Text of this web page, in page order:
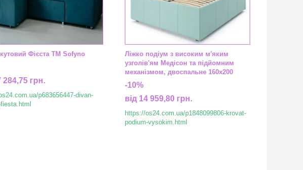
Фієста ТМ Sofyno
284,75 грн.
p683656447-divan-
Ліжко подіум з високим м'яким
узголів'ям Медісон та підйомним
механізмом, двоспальне 160х200
-10%
від 14 959,80 грн.
https://os24.com.ua/p1848099806-krovat-
podium-vysokim.html